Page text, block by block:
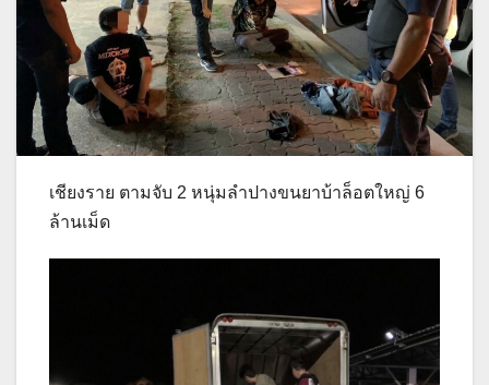
เชียงราย ตามจับ 2 หนุ่มลำปางขนยาบ้าล็อตใหญ่ 6
ล้านเม็ด